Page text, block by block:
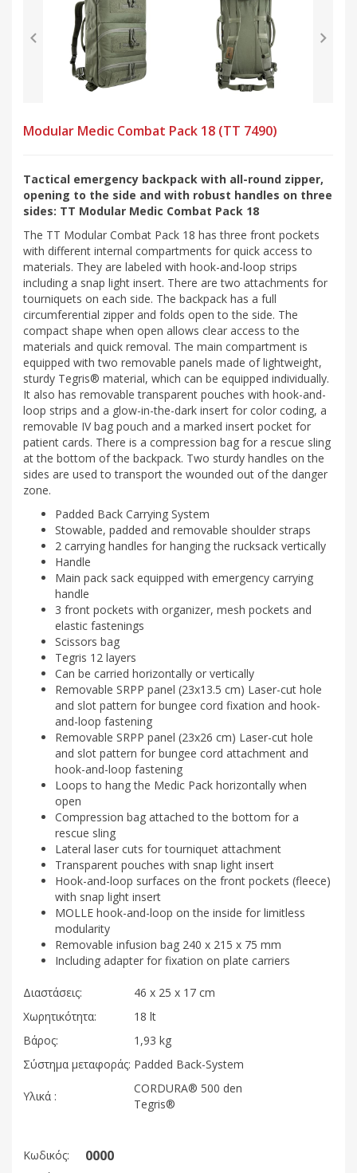
Modular Medic Combat Pack 18 (TT 7490)
Tactical emergency backpack with all-round zipper,
opening to the side and with robust handles on three
sides: TT Modular Medic Combat Pack 18
The TT Modular Combat Pack 18 has three front pockets
with different internal compartments for quick access to
materials. They are labeled with hook-and-loop strips
including a snap light insert. There are two attachments for
tourniquets on each side. The backpack has a full
circumferential zipper and folds open to the side. The
compact shape when open allows clear access to the
materials and quick removal. The main compartment is
equipped with two removable panels made of lightweight,
sturdy Tegris® material, which can be equipped individually.
It also has removable transparent pouches with hook-and-
loop strips and a glow-in-the-dark insert for color coding, a
removable IV bag pouch and a marked insert pocket for
patient cards. There is a compression bag for a rescue sling
at the bottom of the backpack. Two sturdy handles on the
sides are used to transport the wounded out of the danger
zone.
Padded Back Carrying System
Stowable, padded and removable shoulder straps
2 carrying handles for hanging the rucksack vertically
Handle
Main pack sack equipped with emergency carrying
handle
3 front pockets with organizer, mesh pockets and
elastic fastenings
Scissors bag
Tegris 12 layers
Can be carried horizontally or vertically
Removable SRPP panel (23x13.5 cm) Laser-cut hole
and slot pattern for bungee cord fixation and hook-
and-loop fastening
Removable SRPP panel (23x26 cm) Laser-cut hole
and slot pattern for bungee cord attachment and
hook-and-loop fastening
Loops to hang the Medic Pack horizontally when
open
Compression bag attached to the bottom for a
rescue sling
Lateral laser cuts for tourniquet attachment
Transparent pouches with snap light insert
Hook-and-loop surfaces on the front pockets (fleece)
with snap light insert
MOLLE hook-and-loop on the inside for limitless
modularity
Removable infusion bag 240 x 215 x 75 mm
Including adapter for fixation on plate carriers
Διαστάσεις:
46 x 25 x 17 cm
Χωρητικότητα:
18 lt
Βάρος:
1,93 kg
Σύστημα μεταφοράς: Padded Back-System
Υλικά :
CORDURA® 500 den
Tegris®
Κωδικός: 0000